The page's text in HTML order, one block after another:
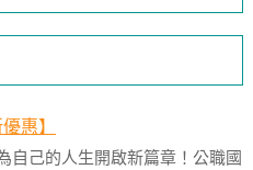
惠】
自己的人生開啟新篇章！公職國